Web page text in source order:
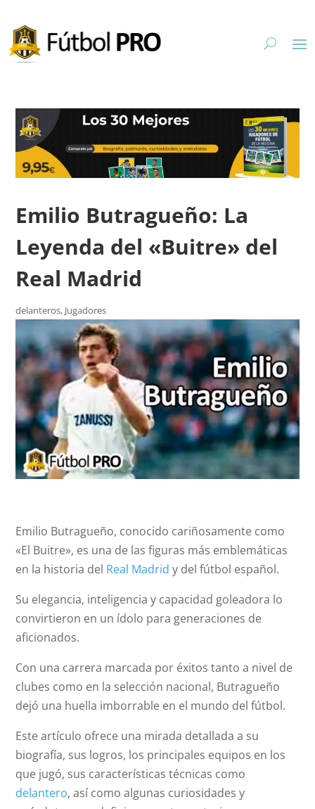
Emilio Butragueño: La
Leyenda del «Buitre» del
Real Madrid
delanteros, Jugadores
Emilio Butragueño, conocido cariñosamente como
«El Buitre», es una de las figuras más emblemáticas
en la historia del Real Madrid y del fútbol español.
Su elegancia, inteligencia y capacidad goleadora lo
convirtieron en un ídolo para generaciones de
aficionados.
Con una carrera marcada por éxitos tanto a nivel de
clubes como en la selección nacional, Butragueño
dejó una huella imborrable en el mundo del fútbol.
Este artículo ofrece una mirada detallada a su
biografía, sus logros, los principales equipos en los
que jugó, sus características técnicas como
delantero, así como algunas curiosidades y